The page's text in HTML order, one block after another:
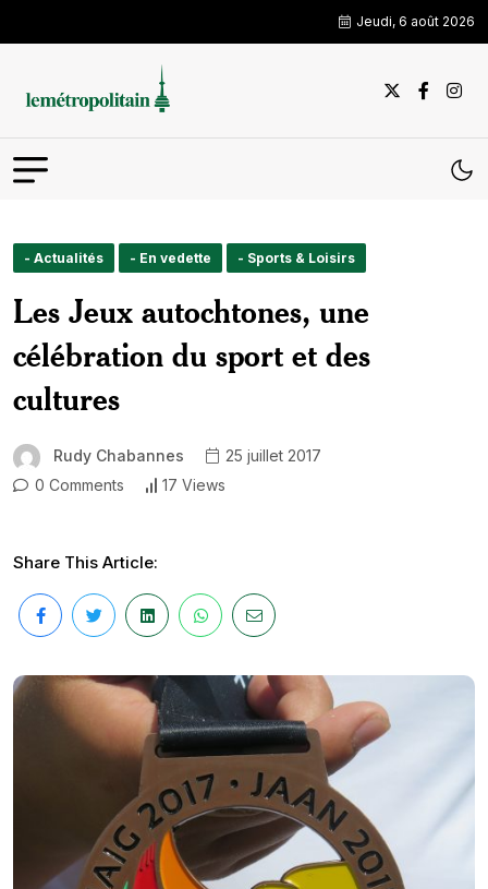
Jeudi, 6 août 2026
- Actualités - En vedette - Sports & Loisirs
Les Jeux autochtones, une
célébration du sport et des
cultures
Rudy Chabannes
25 juillet 2017
0 Comments
17 Views
Share This Article: